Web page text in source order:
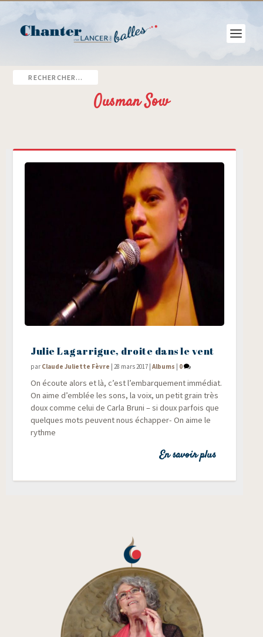
Ousman Sow
Julie Lagarrigue, droite dans le vent
par Claude Juliette Fèvre |28 mars 2017 |Albums | 0
On écoute alors et là, c’est l’embarquement immé­diat.
On aime d’emblée les sons, la voix, un petit grain très
doux comme celui de Car­la Bru­ni – si doux par­fois que
quelques mots peuvent nous échap­per- On aime le
rythme
En savoir plus